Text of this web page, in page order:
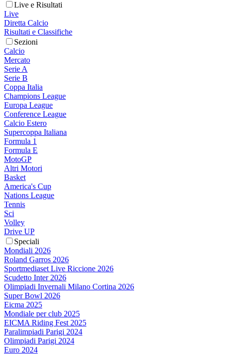
Live e Risultati
Live
Diretta Calcio
Risultati e Classifiche
Sezioni
Calcio
Mercato
Serie A
Serie B
Coppa Italia
Champions League
Europa League
Conference League
Calcio Estero
Supercoppa Italiana
Formula 1
Formula E
MotoGP
Altri Motori
Basket
America's Cup
Nations League
Tennis
Sci
Volley
Drive UP
Speciali
Mondiali 2026
Roland Garros 2026
Sportmediaset Live Riccione 2026
Scudetto Inter 2026
Olimpiadi Invernali Milano Cortina 2026
Super Bowl 2026
Eicma 2025
Mondiale per club 2025
EICMA Riding Fest 2025
Paralimpiadi Parigi 2024
Olimpiadi Parigi 2024
Euro 2024